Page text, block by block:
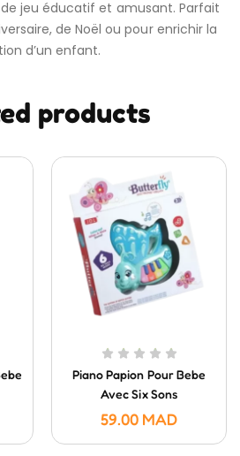
jeu éducatif et amusant. Parfait
de Noël ou pour enrichir la
d’un enfant.
products
Piano Papion Pour Bebe
Avec Six Sons
59.00 MAD